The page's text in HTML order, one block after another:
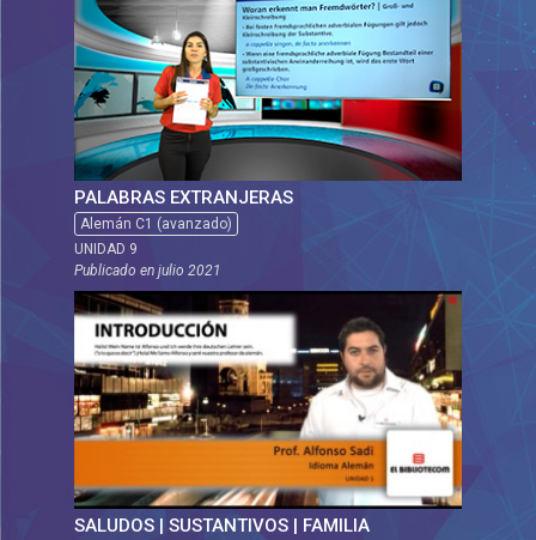
PALABRAS EXTRANJERAS
Alemán C1 (avanzado)
UNIDAD 9
Publicado enjulio 2021
SALUDOS | SUSTANTIVOS | FAMILIA